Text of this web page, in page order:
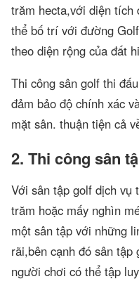
trăm hecta,với diện
thể bố trí với đường
theo diện rộng của đất
Thi công sân golf thi
đảm bảo độ chính xác
mặt sân. thuận tiện cả
2. Thi công sân
Với sân tập golf dịch vụ
trăm hoặc mấy nghìn
một sân tập với những
rãi,bên cạnh đó sân
người chơi có thể tập